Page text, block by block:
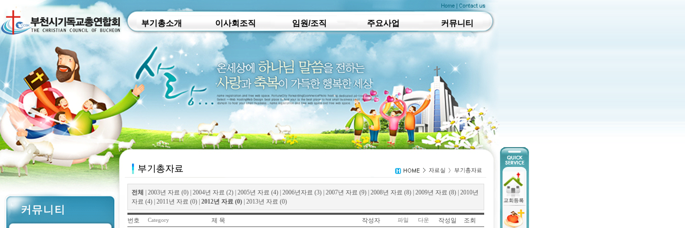
부기총소개 이사회조직 임원/조직 주요사업 커뮤니티
전체 2003년 자료 (0)| 2004년 자료 (2)| 2005년 자료 (4)| 2006년자료 (3)| 2007년 자료 (9)| 2008년 자료 (8)| 2009년 자료 (8)| 2010년
자료 (4)| 2011년 자료 (0)| 2012년 자료 (0)| 2013년 자료 (0)
번호 Category 제 목 작성자 파일 다운 작성일 조회